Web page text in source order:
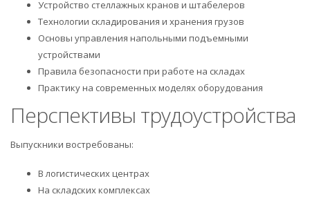
Устройство стеллажных кранов и штабелеров
Технологии складирования и хранения грузов
Основы управления напольными подъемными
устройствами
Правила безопасности при работе на складах
Практику на современных моделях оборудования
Перспективы трудоустройства
Выпускники востребованы:
В логистических центрах
На складских комплексах